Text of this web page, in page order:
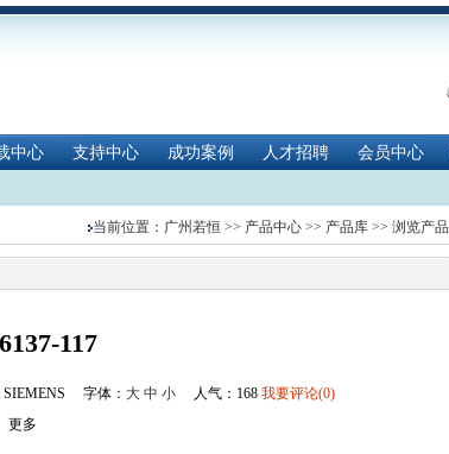
中心 支持中心 成功案例 人才招聘 会员中心
当前位置： 广州若恒>> 产品中心>> 产品库>> 浏览产品
117
SIEMENS 字体： 大 中 小 人气： 168 我要评论(0)
更多